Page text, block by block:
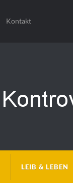
Kontakt
LEIB & LEBEN